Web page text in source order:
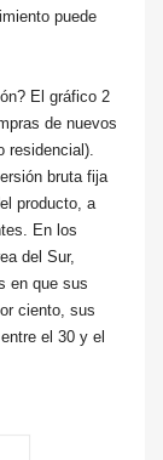
puede
El gráfico 2
de nuevos
residencial).
bruta fija
producto, a
En los
del Sur,
en que sus
ciento, sus
el 30 y el